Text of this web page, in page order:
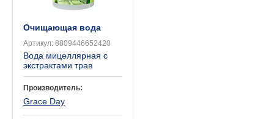
Очищающая вода
Артикул: 8809446652420
Вода мицеллярная с
экстрактами трав
Производитель:
Grace Day